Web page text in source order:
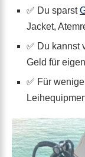
✅ Du sparst
Jacket,
✅ Du kannst
Geld für
✅ Für